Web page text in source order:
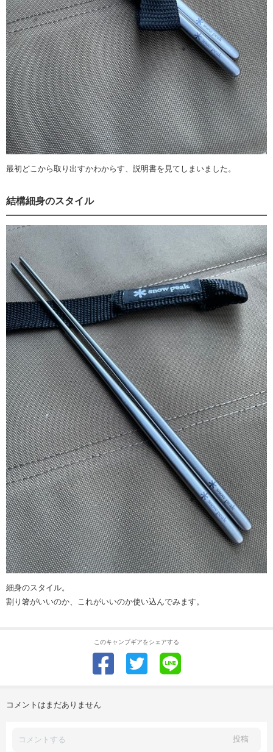
最初どこから取り出すかわからす、説明書を見てしまいました。
結構細身のスタイル
細身のスタイル。
割り箸がいいのか、これがいいのか使い込んでみます。
このキャンプギアをシェアする
コメントはまだありません
投稿